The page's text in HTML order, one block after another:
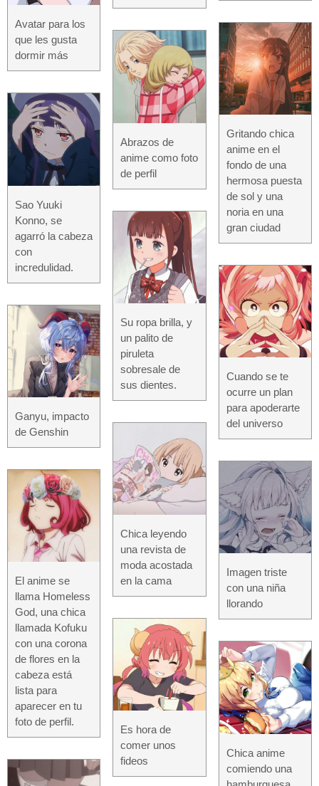
Avatar para los
que les gusta
dormir más
Sao Yuuki
Konno, se
agarró la cabeza
con
incredulidad.
Ganyu, impacto
de Genshin
El anime se
llama Homeless
God, una chica
llamada Kofuku
con una corona
de flores en la
cabeza está
lista para
aparecer en tu
foto de perfil.
Abrazos de
anime como foto
de perfil
Su ropa brilla, y
un palito de
piruleta
sobresale de
sus dientes.
Chica leyendo
una revista de
moda acostada
en la cama
Es hora de
comer unos
fideos
Gritando chica
anime en el
fondo de una
hermosa puesta
de sol y una
noria en una
gran ciudad
Cuando se te
ocurre un plan
para apoderarte
del universo
Imagen triste
con una niña
llorando
Chica anime
comiendo una